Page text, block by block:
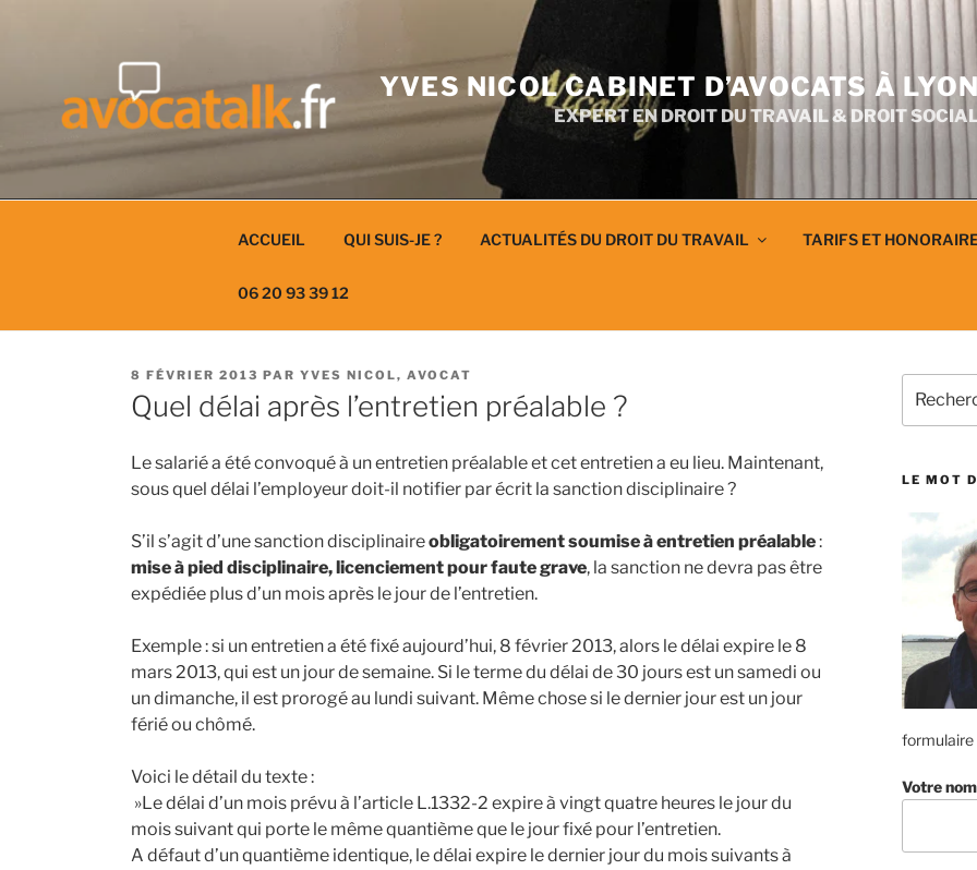
YVES NICOL CABINET D’AVOCATS À
EXPERT EN DROIT DU TRAVAIL & DROIT
ACCUEIL QUI SUIS-JE ? ACTUALITÉS DU DROIT DU TRAVAIL TARIFS ET
06 20 93 39 12
PUBLIÉ
LE
8 FÉVRIER 2013 PAR YVES NICOL, AVOCAT
Quel délai après l’entretien préalable ?
Le salarié a été convoqué à un entretien préalable et cet entretien a eu lieu. Maintenant,
sous quel délai l’employeur doit-il notifier par écrit la sanction disciplinaire ?
S’il s’agit d’une sanction disciplinaireobligatoirement soumise à entretien préalable:
mise à pied disciplinaire, licenciement pour faute grave, la sanction ne devra pas être
expédiée plus d’un mois après le jour de l’entretien.
Exemple : si un entretien a été fixé aujourd’hui, 8 février 2013, alors le délai expire le 8
mars 2013, qui est un jour de semaine. Si le terme du délai de 30 jours est un samedi ou
un dimanche, il est prorogé au lundi suivant. Même chose si le dernier jour est un jour
férié ou chômé.
Voici le détail du texte :
»Le délai d’un mois prévu à l’article L.1332-2 expire à vingt quatre heures le jour du
mois suivant qui porte le même quantième que le jour fixé pour l’entretien.
A défaut d’un quantième identique, le délai expire le dernier jour du mois suivants à
pour
LE MOT
formulaire
Votre nom